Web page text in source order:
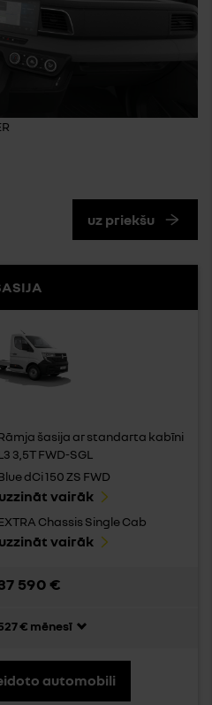
uz priekšu
šasija ar standarta kabīni
3,5T FWD-SGL
dCi 150 ZS FWD
uzzināt vairāk
Chassis Single Cab
uzzināt vairāk
590 €
€ mēnesī
automobili